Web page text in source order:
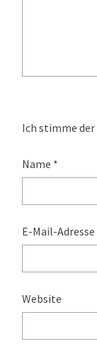
Ich stimme der
Name *
E-Mail-Adresse
Website